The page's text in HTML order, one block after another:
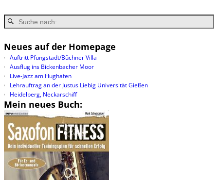
Neues auf der Homepage
Auftritt Pfungstadt/Büchner Villa
Ausflug ins Bickenbacher Moor
Live-Jazz am Flughafen
Lehrauftrag an der Justus Liebig Universität Gießen
Heidelberg, Neckarschiff
Mein neues Buch: